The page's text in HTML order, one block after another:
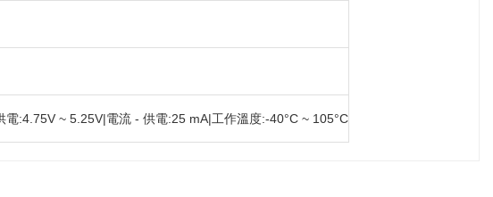
:4.75V ~ 5.25V|電流 - 供電:25 mA|工作溫度:-40°C ~ 105°C